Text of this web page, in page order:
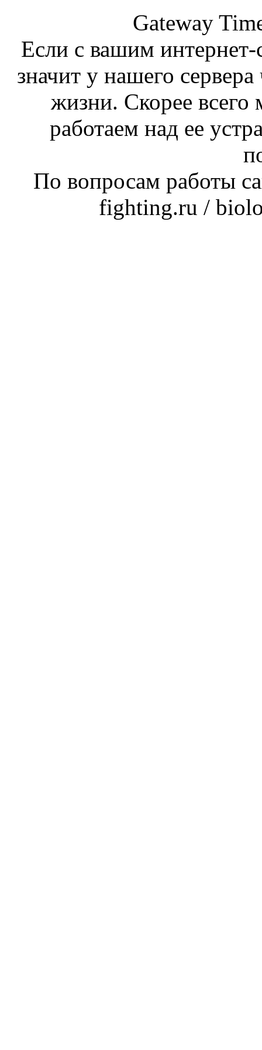
Gateway
Если с вашим интернет-
значит у нашего
жизни. Скорее
работаем над ее
По вопросам работы
fighting.ru /